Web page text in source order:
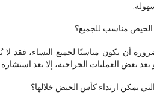
مناسب للجميع؟
أن يكون مناسبًا لجميع النساء، فقد
بعد بعض العمليات الجراحية، إلا بعد
يمكن ارتداء كأس الحيض خلالها؟